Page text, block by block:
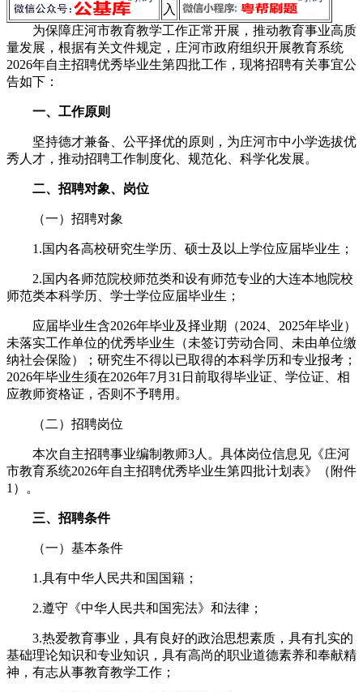
入
为保障庄河市教育教学工作正常开展，推动教育事业高质
量发展，根据有关文件规定，庄河市政府组织开展教育系统
2026年自主招聘优秀毕业生第四批工作，现将招聘有关事宜公
告如下：
一、工作原则
坚持德才兼备、公平择优的原则，为庄河市中小学选拔优
秀人才，推动招聘工作制度化、规范化、科学化发展。
二、招聘对象、岗位
（一）招聘对象
1.国内各高校研究生学历、硕士及以上学位应届毕业生；
2.国内各师范院校师范类和设有师范专业的大连本地院校
师范类本科学历、学士学位应届毕业生；
应届毕业生含2026年毕业及择业期（2024、2025年毕业）
未落实工作单位的优秀毕业生（未签订劳动合同、未由单位缴
纳社会保险）；研究生不得以已取得的本科学历和专业报考；
2026年毕业生须在2026年7月31日前取得毕业证、学位证、相
应教师资格证，否则不予聘用。
（二）招聘岗位
本次自主招聘事业编制教师3人。具体岗位信息见《庄河
市教育系统2026年自主招聘优秀毕业生第四批计划表》（附件
1）。
三、招聘条件
（一）基本条件
1.具有中华人民共和国国籍；
2.遵守《中华人民共和国宪法》和法律；
3.热爱教育事业，具有良好的政治思想素质，具有扎实的
基础理论知识和专业知识，具有高尚的职业道德素养和奉献精
神，有志从事教育教学工作；